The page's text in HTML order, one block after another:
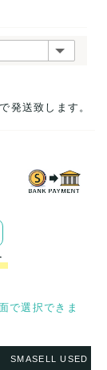
発送致します。
で選択できま
SMASELL USED ま